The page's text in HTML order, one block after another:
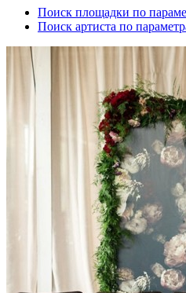
Поиск площадки по
Поиск артиста по